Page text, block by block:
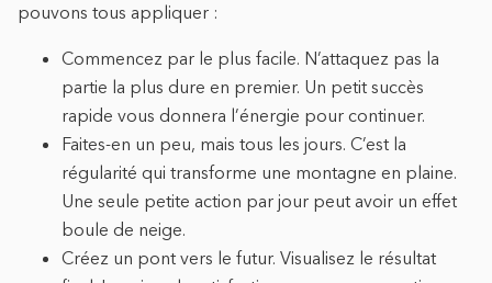
pouvons tous appliquer :
Commencez par le plus facile. N’attaquez pas la
partie la plus dure en premier. Un petit succès
rapide vous donnera l’énergie pour continuer.
Faites-en un peu, mais tous les jours. C’est la
régularité qui transforme une montagne en plaine.
Une seule petite action par jour peut avoir un effet
boule de neige.
Créez un pont vers le futur. Visualisez le résultat